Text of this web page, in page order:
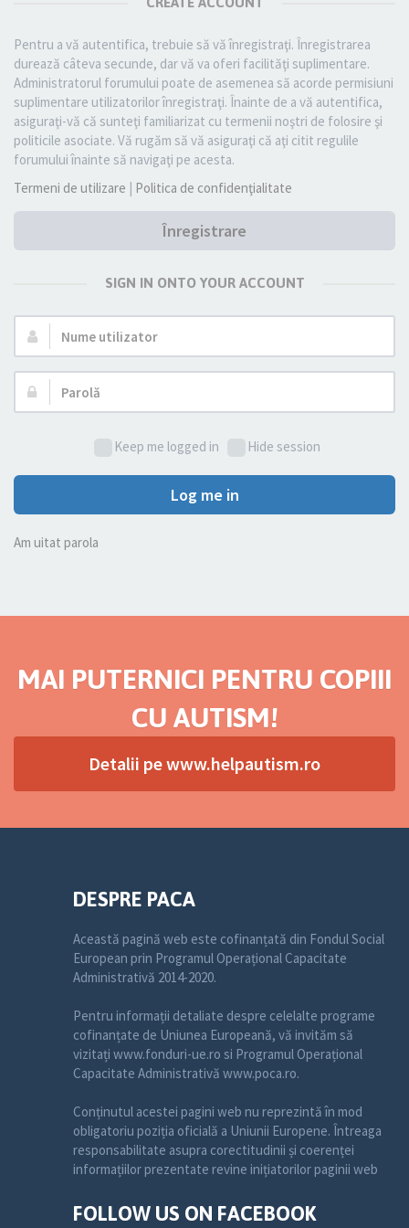
Pentru a vă autentifica, trebuie să vă înregistraţi. Înregistrarea
durează câteva secunde, dar vă va oferi facilităţi suplimentare.
Administratorul forumului poate de asemenea să acorde permisiuni
suplimentare utilizatorilor înregistraţi. Înainte de a vă autentifica,
asiguraţi-vă că sunteţi familiarizat cu termenii noştri de folosire şi
politicile asociate. Vă rugăm să vă asiguraţi că aţi citit regulile
forumului înainte să navigaţi pe acesta.
Termeni de utilizare | Politica de confidenţialitate
Înregistrare
SIGN IN ONTO YOUR ACCOUNT
Nume
utilizator:
Parolă:
Keep me logged in Hide session
Log me in
Am uitat parola
MAI PUTERNICI PENTRU COPIII
CU AUTISM!
Detalii pe www.helpautism.ro
DESPRE PACA
Această pagină web este cofinanțată din Fondul Social
European prin Programul Operațional Capacitate
Administrativă 2014-2020.
Pentru informații detaliate despre celelalte programe
cofinanțate de Uniunea Europeană, vă invităm să
vizitați www.fonduri-ue.ro si Programul Operațional
Capacitate Administrativă www.poca.ro.
Conținutul acestei pagini web nu reprezintă în mod
obligatoriu poziția oficială a Uniunii Europene. Întreaga
responsabilitate asupra corectitudinii și coerenței
informațiilor prezentate revine inițiatorilor paginii web
FOLLOW US ON FACEBOOK